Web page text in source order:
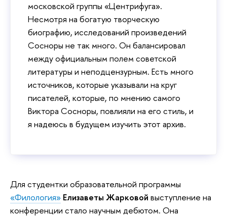
московской группы «Центрифуга».
Несмотря на богатую творческую
биографию, исследований произведений
Сосноры не так много. Он балансировал
между официальным полем советской
литературы и неподцензурным. Есть много
источников, которые указывали на круг
писателей, которые, по мнению самого
Виктора Сосноры, повлияли на его стиль, и
я надеюсь в будущем изучить этот архив.
Для студентки образовательной программы
«Филология» Елизаветы Жарковой выступление на
конференции стало научным дебютом. Она